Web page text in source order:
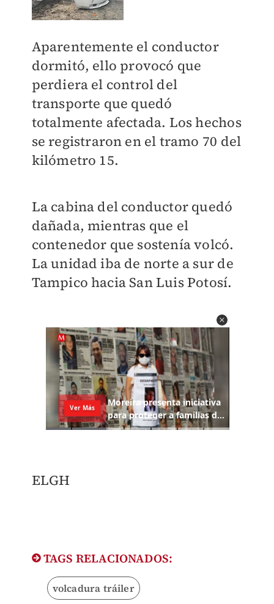
Aparentemente el conductor
dormitó, ello provocó que
perdiera el control del
transporte que quedó
totalmente afectada. Los hechos
se registraron en el tramo 70 del
kilómetro 15.
La cabina del conductor quedó
dañada, mientras que el
contenedor que sostenía volcó.
La unidad iba de norte a sur de
Tampico hacia San Luis Potosí.
ELGH
TAGS RELACIONADOS:
volcadura tráiler